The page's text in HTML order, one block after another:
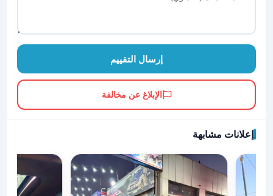
إرسال التقييم
الإبلاغ عن مخالفة
إعلانات مشابهة